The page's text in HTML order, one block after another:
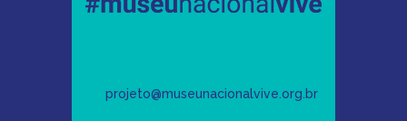
projeto@museunacionalvive.org.br